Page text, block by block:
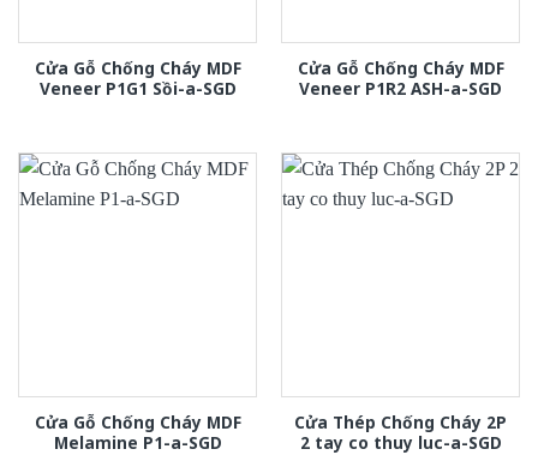
Cửa Gỗ Chống Cháy MDF
Veneer P1G1 Sồi-a-SGD
Cửa Gỗ Chống Cháy MDF
Veneer P1R2 ASH-a-SGD
Cửa Gỗ Chống Cháy MDF
Melamine P1-a-SGD
Cửa Thép Chống Cháy 2P
2 tay co thuy luc-a-SGD